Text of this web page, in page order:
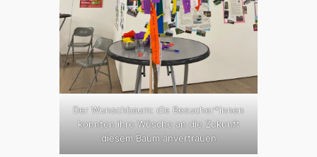
Der Wunschbaum: die Besucher*innen
konnten ihre Wüsche an die Zukunft
diesem Baum anvertrauen